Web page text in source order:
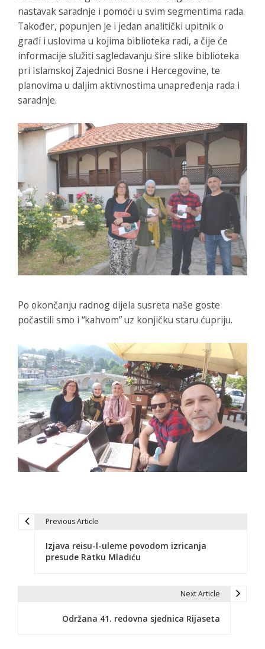
nastavak saradnje i pomoći u svim segmentima rada.
Također, popunjen je i jedan analitički upitnik o
građi i uslovima u kojima biblioteka radi, a čije će
informacije služiti sagledavanju šire slike biblioteka
pri Islamskoj Zajednici Bosne i Hercegovine, te
planovima u daljim aktivnostima unapređenja rada i
saradnje.
Po okončanju radnog dijela susreta naše goste
počastili smo i “kahvom” uz konjičku staru ćupriju.
Previous Article
Izjava reisu-l-uleme povodom izricanja
presude Ratku Mladiću
Next Article
Održana 41. redovna sjednica Rijaseta